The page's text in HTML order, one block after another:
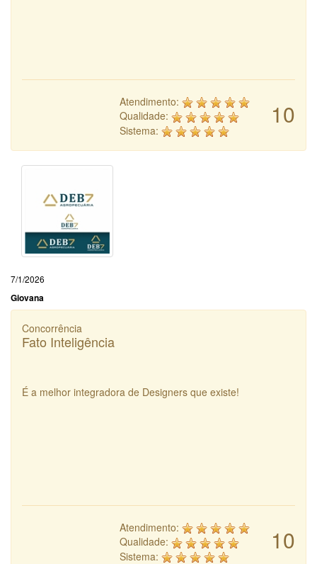
10
Atendimento:
Qualidade:
Sistema:
7/1/2026
Giovana
Concorrência
Fato Inteligência
É a melhor integradora de Designers que existe!
10
Atendimento:
Qualidade:
Sistema: